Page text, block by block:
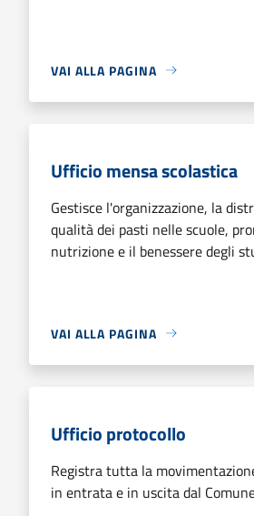
VAI ALLA PAGINA
Ufficio mensa scolastica
Gestisce l'organizzazione, la
qualità dei pasti nelle scuole,
nutrizione e il benessere degli
VAI ALLA PAGINA
Ufficio protocollo
Registra tutta la
in entrata e in uscita dal